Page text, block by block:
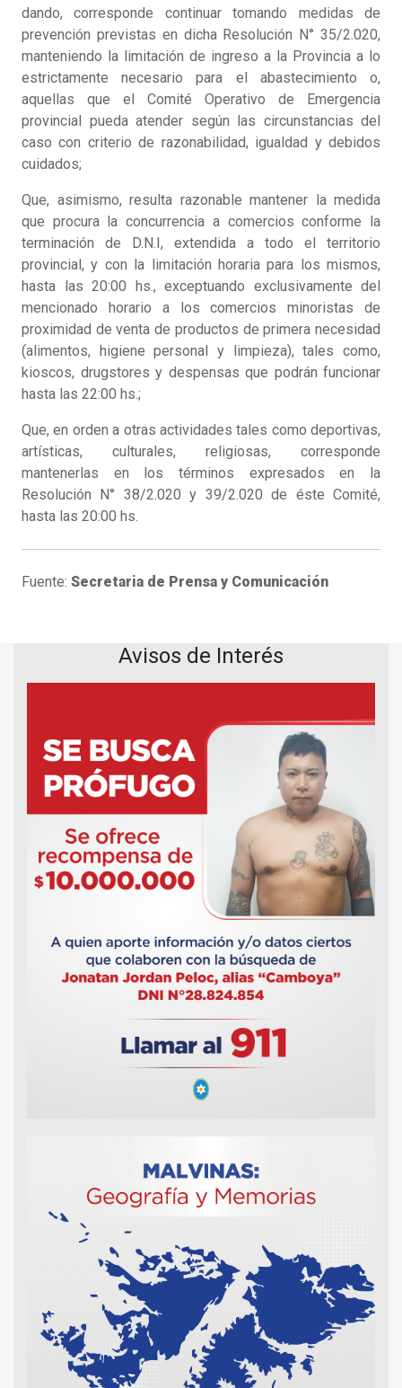
dando, corresponde continuar tomando medidas de
prevención previstas en dicha Resolución N° 35/2.020,
manteniendo la limitación de ingreso a la Provincia a lo
estrictamente necesario para el abastecimiento o,
aquellas que el Comité Operativo de Emergencia
provincial pueda atender según las circunstancias del
caso con criterio de razonabilidad, igualdad y debidos
cuidados;
Que, asimismo, resulta razonable mantener la medida
que procura la concurrencia a comercios conforme la
terminación de D.N.I, extendida a todo el territorio
provincial, y con la limitación horaria para los mismos,
hasta las 20:00 hs., exceptuando exclusivamente del
mencionado horario a los comercios minoristas de
proximidad de venta de productos de primera necesidad
(alimentos, higiene personal y limpieza), tales como,
kioscos, drugstores y despensas que podrán funcionar
hasta las 22:00 hs.;
Que, en orden a otras actividades tales como deportivas,
artísticas, culturales, religiosas, corresponde
mantenerlas en los términos expresados en la
Resolución N° 38/2.020 y 39/2.020 de éste Comité,
hasta las 20:00 hs.
Fuente: Secretaria de Prensa y Comunicación
Avisos de Interés